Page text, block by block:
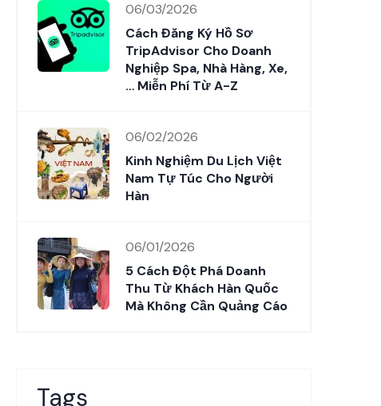
06/03/2026
Cách Đăng Ký Hồ Sơ
TripAdvisor Cho Doanh
Nghiệp Spa, Nhà Hàng, Xe,
… Miễn Phí Từ A-Z
06/02/2026
Kinh Nghiệm Du Lịch Việt
Nam Tự Túc Cho Người
Hàn
06/01/2026
5 Cách Đột Phá Doanh
Thu Từ Khách Hàn Quốc
Mà Không Cần Quảng Cáo
Tags